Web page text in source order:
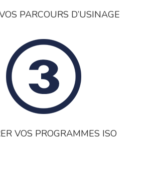
PARCOURS D’USINAGE
VOS PROGRAMMES ISO